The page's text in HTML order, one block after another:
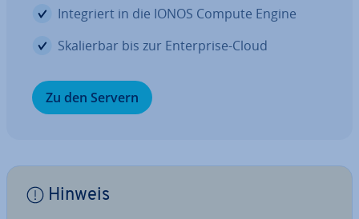
In­te­griert in die IONOS Compute Engine
Ska­lier­bar bis zur En­ter­pri­se-Cloud
Zu den Servern
Hinweis